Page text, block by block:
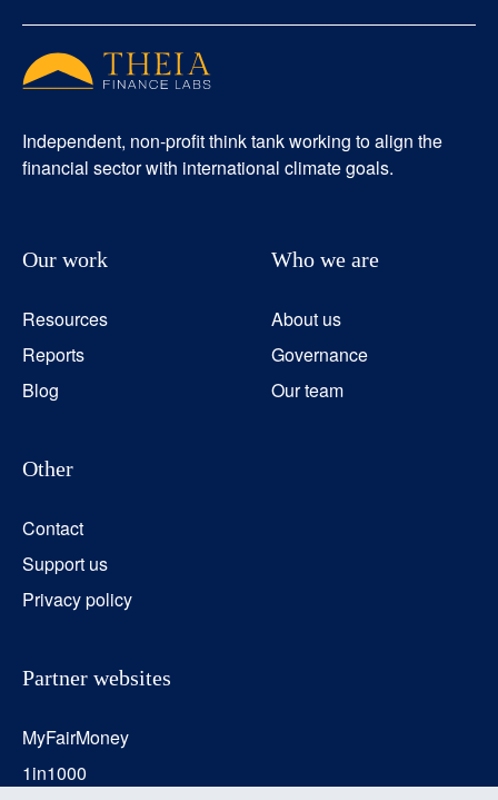
Independent, non-profit think tank working to align the
financial sector with international climate goals.
Our work
Resources
Reports
Blog
Who we are
About us
Governance
Our team
Other
Contact
Support us
Privacy policy
Partner websites
MyFairMoney
1in1000